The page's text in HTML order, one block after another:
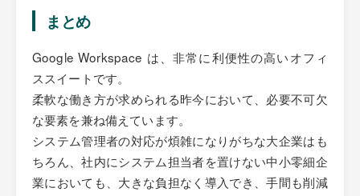
まとめ
Google Workspace は、非常に利便性の高いオフィ
ススイートです。
柔軟な働き方が求められる昨今において、必要不可欠
な要素を兼ね備えています。
システム管理者の対応が煩雑になりがちな大企業はも
ちろん、社内にシステム担当者を置けない中小零細企
業においても、大きな負担なく導入でき、手間も削減